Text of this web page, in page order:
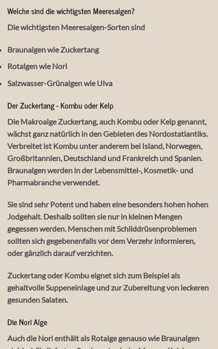
Welche sind die wichtigsten Meeresalgen?
Die wichtigsten Meeresalgen-Sorten sind
Braunalgen wie Zuckertang
Rotalgen wie Nori
Salzwasser-Grünalgen wie Ulva
Der Zuckertang - Kombu oder Kelp
Die Makroalge Zuckertang, auch Kombu oder Kelp genannt,
wächst ganz natürlich in den Gebieten des Nordostatlantiks.
Verbreitet ist Kombu unter anderem bei Island, Norwegen,
Großbritannien, Deutschland und Frankreich und Spanien.
Braunalgen werden in der Lebensmittel-, Kosmetik- und
Pharmabranche verwendet.
Sie sind sehr Potent und haben eine besonders hohen hohen
Jodgehalt. Deshalb sollten sie nur in kleinen Mengen
gegessen werden. Menschen mit Schilddrüsenproblemen
sollten sich gegebenenfalls vor dem Verzehr informieren,
oder gänzlich darauf verzichten.
Zuckertang oder Kombu eignet sich zum Beispiel als
gehaltvolle Suppeneinlage und zur Zubereitung von leckeren
gesunden Salaten.
Die Nori Alge
Auch die Nori enthält als Rotalge genauso wie Braunalgen